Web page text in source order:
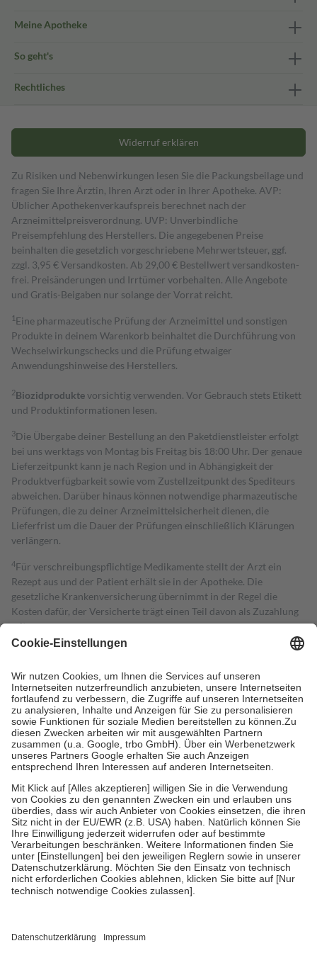
Meine Apotheke
So geht's
Rechtliches
Widerruf erklären
Zu Risiken und Nebenwirkungen lesen Sie die Packungsbeilage und
fragen Sie Ihre Ärztin, Ihren Arzt oder in Ihrer Apotheke. AVP:
Üblicher Apothekenverkaufspreis berechnet nach der
Arzneimittelpreisverordnung. UVP: Unverbindliche
Preisempfehlung des Herstellers. Die angegebenen Preise
beinhalten die gesetzlich vorgeschriebene Mehrwertsteuer, ggf.
zzgl. 3,95 € Versandkosten. Ab 29,00 € Bestell­wert versand­kosten­
frei. Preisänderungen und Irrtümer vorbehalten. Alle Angebote
und Gratis-Beigaben nur solange der Vorrat reicht.
1 Eine pharmazeutische Prüfung der Arzneimittel und sonstigen
Produkte in deinem Warenkorb beinhaltet die Durchführung von
Wechselwirkungschecks und die Prüfung etwaiger
Anwendungshinweise des Herstellers.
2Biozidproduktevorsichtig verwenden. Vor Gebrauch stets Etikett
und Produktinformationen lesen.
3Die Übergabe deiner Bestellung an den Paketdienstleister erfolgt
bei uns werktags von Montag bis Freitag bis 18:00 Uhr. Der genaue
Lieferzeitpunkt kann je nach Region und in Abhängigkeit der
Produktverfügbarkeit sowie vom Zustellzeitpunkt des Spediteurs
abweichen. Darüber hinaus können notwendige pharmazeutische
Prüfungen, die zu deiner Arzneimittelsicherheit dienen, die
Lieferfrist um die Dauer der Prüfungen einschließlich Klärungen
verlängern.
4Für verschreibungspflichtige Medikamente stellt der Arzt ein
Rezept aus und der Patient erhält sie in der Apotheke. Die
gesetzliche Krankenversicherung übernimmt in der Regel die
Kosten dafür, der Versicherte trägt einen Teil davon als Zuzahlung
mit.
Grundsätzlich leisten Mitglieder Zuzahlungen in Höhe von zehn
höchstens zehn Euro.
Es sind jedoch nie mehr als die tatsächlichen
Kosten der Leistung zu entrichten.
Diese Regeln gelten grundsätzlich auch für Online-Apotheken.
Bei Heilmitteln und häuslicher Krankenpflege beträgt die
Zuzahlung zehn Prozent der Kosten sowie zehn Euro je
Verordnung.
Um das Engagement der Versicherten für ihre eigene Gesundheit zu
stärken und die besondere Stellung der Familie zu unterstützen,
fallenkeine Zuzahlungenan bei:
• Kindern und Jugendlichen bis zum vollendeten 18. Lebensjahr
mit Ausnahme der Fahrkosten
• Untersuchungen zur Vorsorge und Früherkennung, die von der
GKV getragen werden
• empfohlenen Schutzimpfungen
• Harn- und Blutteststreifen
getroffen, um sicherzustellen, dass es sich um echte Bewertungen